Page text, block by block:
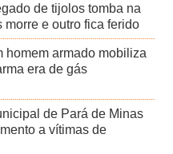
de tijolos tomba na
morre e outro fica ferido
homem armado mobiliza
era de gás
de Pará de Minas
a vítimas de